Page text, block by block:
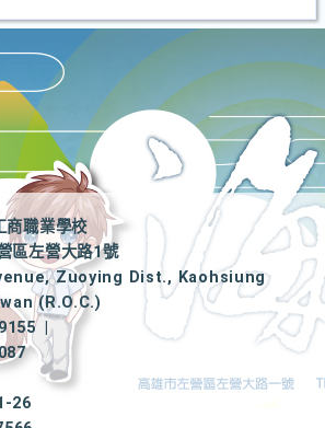
商職業學校
區左營大路1號
Zuoying Dist., Kaohsiung
(R.O.C.)
|
26